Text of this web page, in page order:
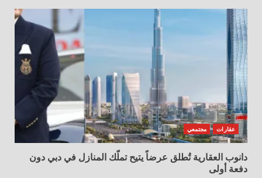
عقارات مجتمعي
دانوب العقارية تُطلق عرضاً يتيح تملّك المنازل في دبي دون
دفعة أولى